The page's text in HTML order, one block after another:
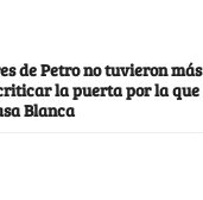
de Petro no tuvieron más
la puerta por la que
Blanca